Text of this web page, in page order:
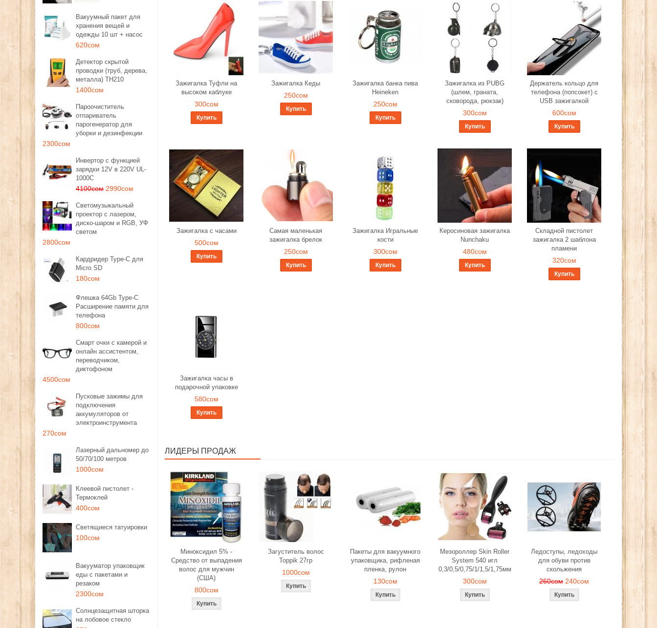
Вакуумный пакет для
хранения вещей и
одежды 10 шт + насос
620сом
Детектор скрытой
проводки (труб, дерева,
металла) TH210
1400сом
Пароочиститель
отпариватель
парогенератор для
уборки и дезинфекции
2300сом
Инвертор с функцией
зарядки 12V в 220V UL-
1000C
4100сом 2990сом
Светомузыкальный
проектор с лазером,
диско-шаром и RGB, УФ
светом
2800сом
Кардридер Type-C для
Micro SD
180сом
Флешка 64Gb Type-C
Расширение памяти для
телефона
800сом
Смарт очки с камерой и
онлайн ассистентом,
переводчиком,
диктофоном
4500сом
Пусковые зажимы для
подключения
аккумуляторов от
электроинструмента
270сом
Лазерный дальномер до
50/70/100 метров
1000сом
Клеевой пистолет -
Термоклей
400сом
Светящиеся татуировки
100сом
Вакууматор упаковщик
еды с пакетами и
резаком
2300сом
Солнцезащитная шторка
на лобовое стекло
Зажигалка Туфли на
высоком каблуке
300сом
Купить
Зажигалка Кеды
250сом
Купить
Зажигалка банка пива
Heineken
250сом
Купить
Зажигалка из PUBG
(шлем, граната,
сковорода, рюкзак)
300сом
Купить
Держатель кольцо для
телефона (попсокет) с
USB зажигалкой
600сом
Купить
Зажигалка с часами
500сом
Купить
Самая маленькая
зажигалка брелок
250сом
Купить
Зажигалка Игральные
кости
300сом
Купить
Керосиновая зажигалка
Nunchaku
480сом
Купить
Складной пистолет
зажигалка 2 шаблона
пламени
320сом
Купить
Зажигалка часы в
подарочной упаковке
580сом
Купить
ЛИДЕРЫ ПРОДАЖ
Миноксидил 5% -
Средство от выпадения
волос для мужчин
(США)
800сом
Загуститель волос
Toppik 27гр
1000сом
Пакеты для вакуумного
упаковщика, рифленая
пленка, рулон
130сом
Мезороллер Skin Roller
System 540 игл
0,3/0,5/0,75/1/1,5/1,75мм
300сом
Ледоступы, ледоходы
для обуви против
скольжения
260сом 240сом